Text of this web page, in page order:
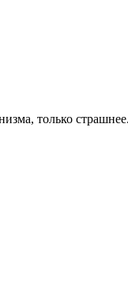
только страшнее.